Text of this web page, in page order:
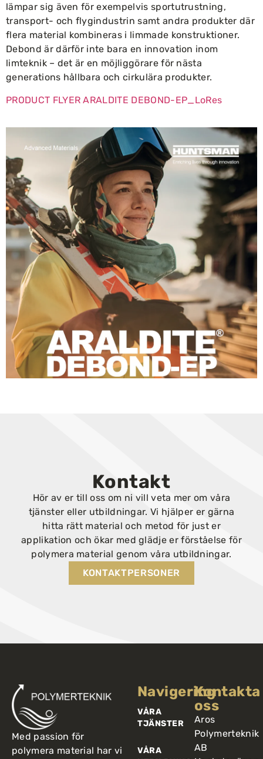
lämpar sig även för exempelvis sportutrustning,
transport- och flygindustrin samt andra produkter där
flera material kombineras i limmade konstruktioner.
Debond är därför inte bara en innovation inom
limteknik – det är en möjliggörare för nästa
generations hållbara och cirkulära produkter.
PRODUCT FLYER ARALDITE DEBOND-EP_LoRes
Kontakt
Hör av er till oss om ni vill veta mer om våra
tjänster eller utbildningar. Vi hjälper er gärna
hitta rätt material och metod för just er
applikation och ökar med glädje er förståelse för
polymera material genom våra utbildningar.
KONTAKTPERSONER
Med passion för
polymera material har vi
Navigering
VÅRA
TJÄNSTER
VÅRA
Kontakta
oss
Aros
Polymerteknik
AB